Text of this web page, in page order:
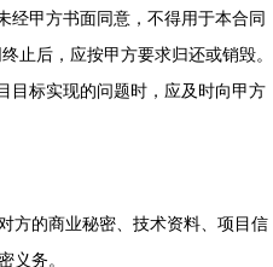
经甲方书面同意，不得用于本合同
止后，应按甲方要求归还或销毁。
目标实现的问题时，应及时向甲方
方的商业秘密、技术资料、项目信
义务。